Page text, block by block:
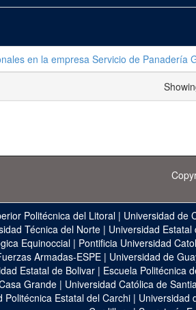
en la empresa Servicio de Panadería
Politécnica del Litoral | Universidad de
Técnica del Norte| Universidad Estatal
Equinoccial| Pontificia Universidad
Armadas-ESPE | Universidad de
Estatal de Bolivar| Escuela Politécnica
Grande | Universidad Católica de
Politécnica Estatal del Carchi | Universidad